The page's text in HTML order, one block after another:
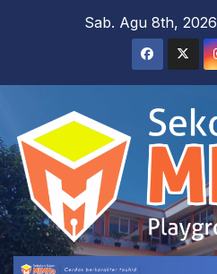
Sab. Agu 8th, 2026